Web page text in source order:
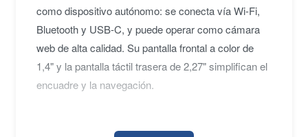
como dispositivo autónomo: se conecta vía Wi-Fi,
Bluetooth y USB-C, y puede operar como cámara
web de alta calidad. Su pantalla frontal a color de
1,4" y la pantalla táctil trasera de 2,27" simplifican el
encuadre y la navegación.